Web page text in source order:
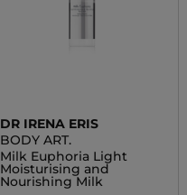
DR IRENA ERIS
BODY ART.
Milk Euphoria Light
Moisturising and
Nourishing Milk